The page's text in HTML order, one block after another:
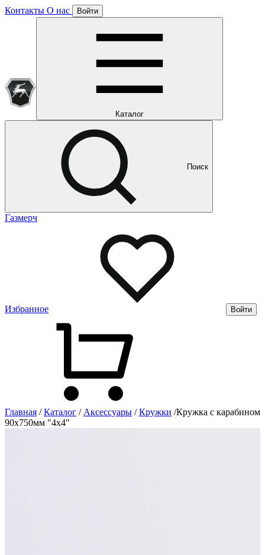
Контакты О нас Войти
Каталог
Поиск
Газмерч
Избранное Войти
Главная / Каталог / Аксессуары / Кружки /Кружка с карабином
90х750мм "4х4"
Отлично!
Подписка уже оформлена